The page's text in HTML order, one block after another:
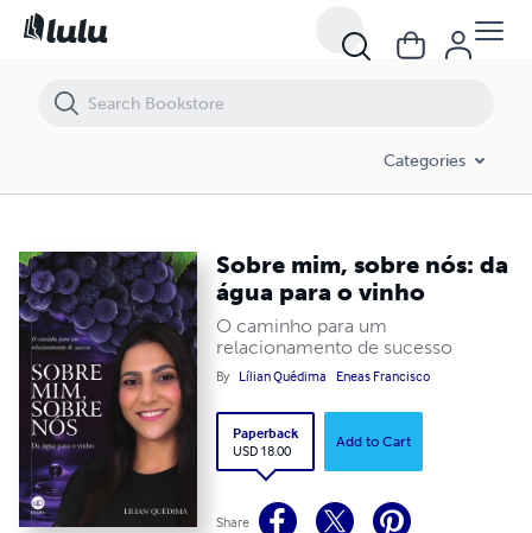
Categories
Sobre mim, sobre nós: da
água para o vinho
O caminho para um
relacionamento de sucesso
By Lílian Quédima Eneas Francisco
Paperback
USD 18.00
Add to Cart
Share
Sobre mim, sobre nós: da água para o vinho